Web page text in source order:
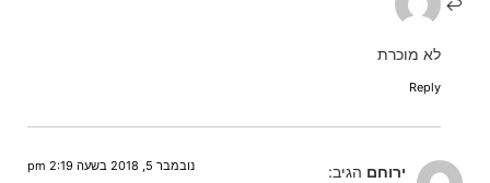
לא מוכרת
Reply
ירוחם הגיב: נובמבר 5, 2018 בשעה 2:19 pm